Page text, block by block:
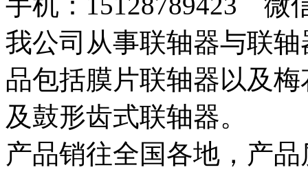
我公司从事联轴器与联
品包括膜片联轴器以及
及鼓形齿式联轴器。
产品销往全国各地，产